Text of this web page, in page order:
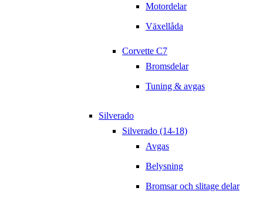
Motordelar
Växellåda
Corvette C7
Bromsdelar
Tuning & avgas
Silverado
Silverado (14-18)
Avgas
Belysning
Bromsar och slitage delar